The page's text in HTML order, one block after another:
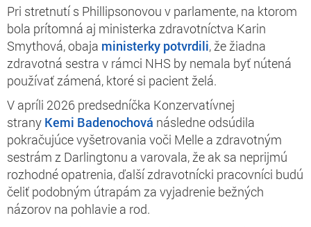
Pri stretnutí s Phillipsonovou v parlamente, na ktorom
bola prítomná aj ministerka zdravotníctva Karin
Smythová, obaja ministerky potvrdili, že žiadna
zdravotná sestra v rámci NHS by nemala byť nútená
používať zámená, ktoré si pacient želá.
V apríli 2026 predsedníčka Konzervatívnej
strany Kemi Badenochová následne odsúdila
pokračujúce vyšetrovania voči Melle a zdravotným
sestrám z Darlingtonu a varovala, že ak sa neprijmú
rozhodné opatrenia, ďalší zdravotnícki pracovníci budú
čeliť podobným útrapám za vyjadrenie bežných
názorov na pohlavie a rod.